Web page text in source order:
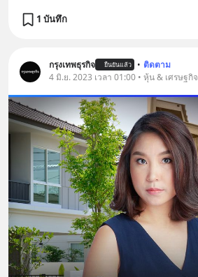
1 บันทึก
กรุงเทพธุรกิจ ยืนยันแล้ว • ติดตาม
4 มิ.ย. 2023 เวลา 01:00 • หุ้น & เศรษฐกิจ